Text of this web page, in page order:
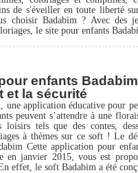
de s'éveiller en toute liberté
choisir Badabim ? Avec des
le site pour enfants
enfants
et la sécurité
une application éducative pour
peuvent s’attendre à une
loisirs tels que des contes,
à thèmes sur ce soft ! Le
Cette application pour
en janvier 2015, vous est
effet, le soft Badabim a été